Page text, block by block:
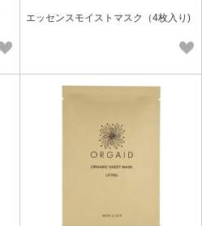
エッセンスモイストマスク（4枚入り)